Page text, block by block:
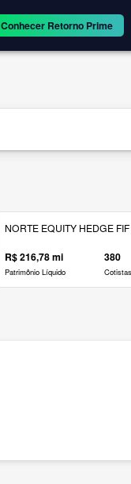
Conhecer Retorno Prime
NORTE EQUITY HEDGE FIF
R$ 216,78 mi
Patrimônio Líquido
380
Cotistas